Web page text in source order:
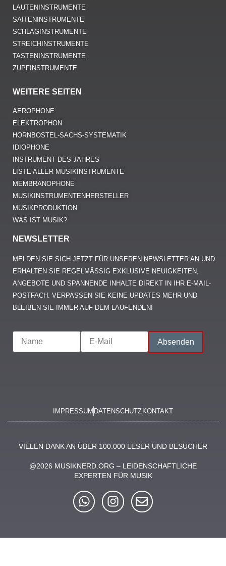
LAUTENINSTRUMENTE
SAITENINSTRUMENTE
SCHLAGINSTRUMENTE
STREICHINSTRUMENTE
TASTENINSTRUMENTE
ZUPFINSTRUMENTE
WEITERE SEITEN
AEROPHONE
ELEKTROPHON
HORNBOSTEL-SACHS-SYSTEMATIK
IDIOPHONE
INSTRUMENT DES JAHRES
LISTE ALLER MUSIKINSTRUMENTE
MEMBRANOPHONE
MUSIKINSTRUMENTENHERSTELLER
MUSIKPRODUKTION
WAS IST MUSIK?
NEWSLETTER
MELDEN SIE SICH JETZT FÜR UNSEREN NEWSLETTER AN UND
ERHALTEN SIE REGELMÄSSIG EXKLUSIVE NEUIGKEITEN, A
NGEBOTE UND SPANNENDE INHALTE DIREKT IN IHR E-MAIL-P
OSTFACH. VERPASSEN SIE KEINE UPDATES MEHR UND B
LEIBEN SIE IMMER AUF DEM LAUFENDEN!
IMPRESSUM DATENSCHUTZ KONTAKT
VIELEN DANK AN ÜBER 100.000 LESER UND BESUCHER
@2026 MUSIKNERD.ORG – LEIDENSCHAFTLICHE
EXPERTEN FÜR MUSIK